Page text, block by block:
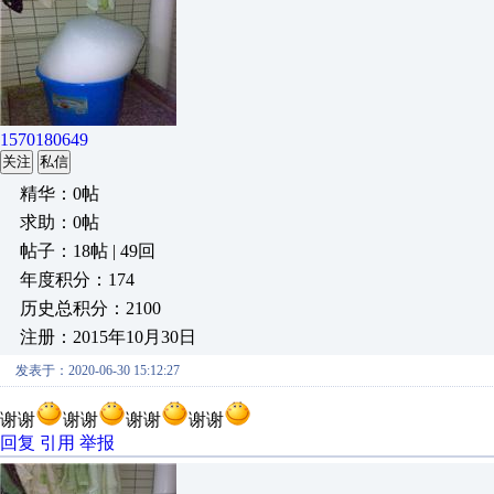
1570180649
关注 私信
精华：0帖
求助：0帖
帖子：18帖 | 49回
年度积分：174
历史总积分：2100
注册：2015年10月30日
发表于：2020-06-30 15:12:27
谢谢 谢谢 谢谢
谢谢
回复 引用 举报